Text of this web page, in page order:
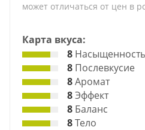
может отличаться от цен в
Карта вкуса:
8 Насыщенность
8 Послевкусие
8Аромат
8Эффект
8 Баланс
8Тело